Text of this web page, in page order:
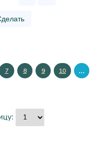
7 8 9 10 ...